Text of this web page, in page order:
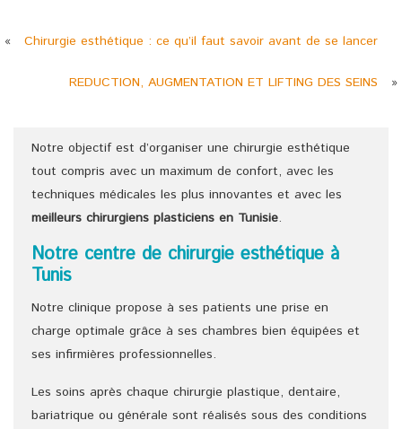
« Chirurgie esthétique : ce qu’il faut savoir avant de se lancer
REDUCTION, AUGMENTATION ET LIFTING DES SEINS »
Notre objectif est d’organiser une chirurgie esthétique
tout compris avec un maximum de confort, avec les
techniques médicales les plus innovantes et avec les
meilleurs chirurgiens plasticiens en Tunisie.
Notre centre de chirurgie esthétique à
Tunis
Notre clinique propose à ses patients une prise en
charge optimale grâce à ses chambres bien équipées et
ses infirmières professionnelles.
Les soins après chaque chirurgie plastique, dentaire,
bariatrique ou générale sont réalisés sous des conditions